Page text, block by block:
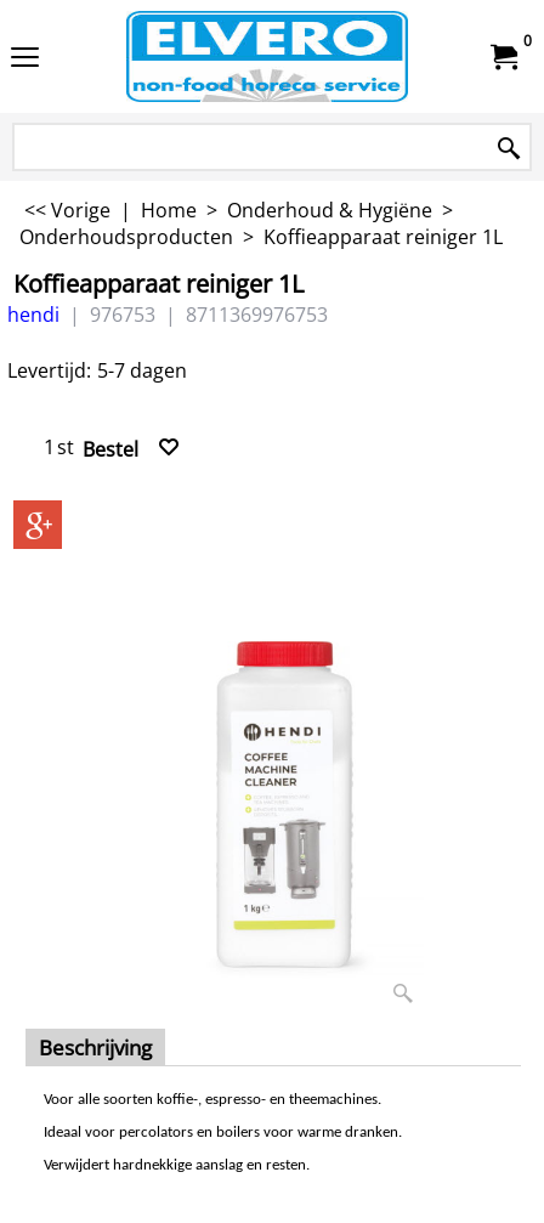
0
<< Vorige | Home > Onderhoud & Hygiëne >
Onderhoudsproducten > Koffieapparaat reiniger 1L
Koffieapparaat reiniger 1L
hendi 976753 8711369976753
Levertijd: 5-7 dagen
st Bestel
Beschrijving
Voor alle soorten koffie-, espresso- en theemachines.
Ideaal voor percolators en boilers voor warme dranken.
Verwijdert hardnekkige aanslag en resten.